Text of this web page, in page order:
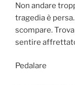
Non andare
tragedia è
scompare.
sentire
Pedalare